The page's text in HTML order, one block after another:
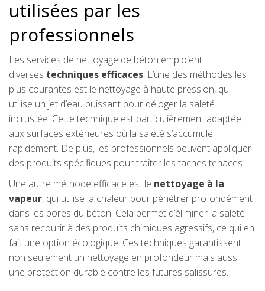
utilisées par les
professionnels
Les services de nettoyage de béton emploient
diverses techniques efficaces. L’une des méthodes les
plus courantes est le nettoyage à haute pression, qui
utilise un jet d’eau puissant pour déloger la saleté
incrustée. Cette technique est particulièrement adaptée
aux surfaces extérieures où la saleté s’accumule
rapidement. De plus, les professionnels peuvent appliquer
des produits spécifiques pour traiter les taches tenaces.
Une autre méthode efficace est le nettoyage à la
vapeur, qui utilise la chaleur pour pénétrer profondément
dans les pores du béton. Cela permet d’éliminer la saleté
sans recourir à des produits chimiques agressifs, ce qui en
fait une option écologique. Ces techniques garantissent
non seulement un nettoyage en profondeur mais aussi
une protection durable contre les futures salissures.